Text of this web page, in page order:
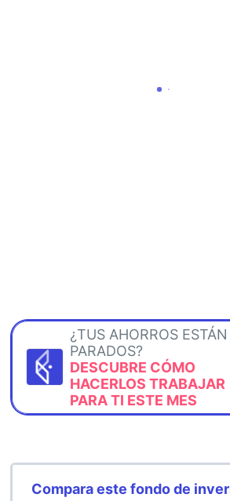
¿TUS AHORROS ESTÁN
PARADOS?
DESCUBRE CÓMO
HACERLOS TRABAJAR
PARA TI ESTE MES
Compara este fondo de